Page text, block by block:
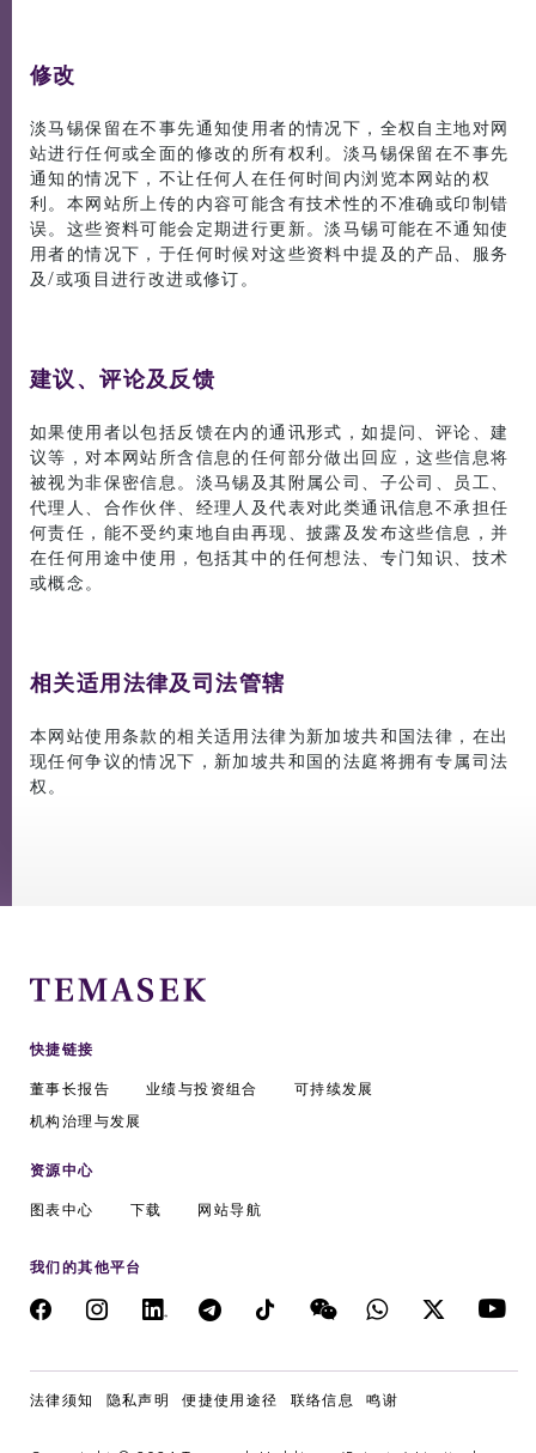
修改
淡马锡保留在不事先通知使用者的情况下，全权自主地对网
站进行任何或全面的修改的所有权利。淡马锡保留在不事先
通知的情况下，不让任何人在任何时间内浏览本网站的权
利。本网站所上传的内容可能含有技术性的不准确或印制错
误。这些资料可能会定期进行更新。淡马锡可能在不通知使
用者的情况下，于任何时候对这些资料中提及的产品、服务
及/或项目进行改进或修订。
建议、评论及反馈
如果使用者以包括反馈在内的通讯形式，如提问、评论、建
议等，对本网站所含信息的任何部分做出回应，这些信息将
被视为非保密信息。淡马锡及其附属公司、子公司、员工、
代理人、合作伙伴、经理人及代表对此类通讯信息不承担任
何责任，能不受约束地自由再现、披露及发布这些信息，并
在任何用途中使用，包括其中的任何想法、专门知识、技术
或概念。
相关适用法律及司法管辖
本网站使用条款的相关适用法律为新加坡共和国法律，在出
现任何争议的情况下，新加坡共和国的法庭将拥有专属司法
权。
快捷链接
董事长报告
业绩与投资组合
可持续发展
机构治理与发展
资源中心
图表中心
下载 网站导航
我们的其他平台
法律须知 隐私声明 便捷使用途径 联络信息 鸣谢